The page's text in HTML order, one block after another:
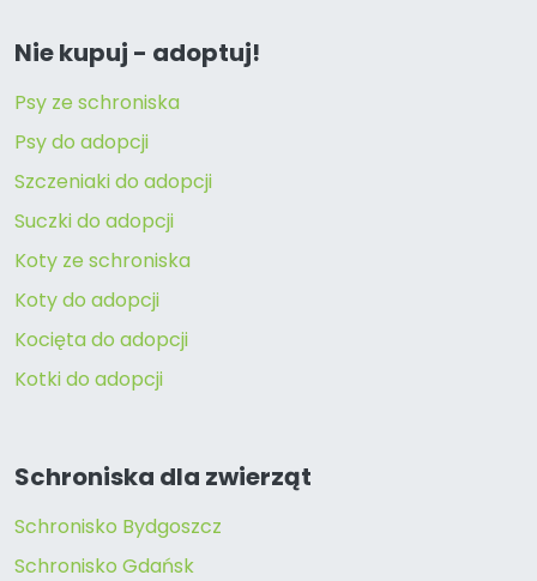
Nie kupuj - adoptuj!
Psy ze schroniska
Psy do adopcji
Szczeniaki do adopcji
Suczki do adopcji
Koty ze schroniska
Koty do adopcji
Kocięta do adopcji
Kotki do adopcji
Schroniska dla zwierząt
Schronisko Bydgoszcz
Schronisko Gdańsk